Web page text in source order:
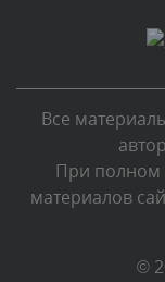
Текст
Текст
Все
При полном
материалов
©